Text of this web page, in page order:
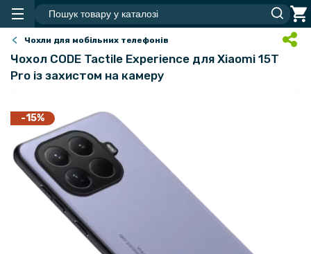
Чохли для мобільних телефонів
Чохол CODE Tactile Experience для Xiaomi 15T
Pro із захистом на камеру
-15%